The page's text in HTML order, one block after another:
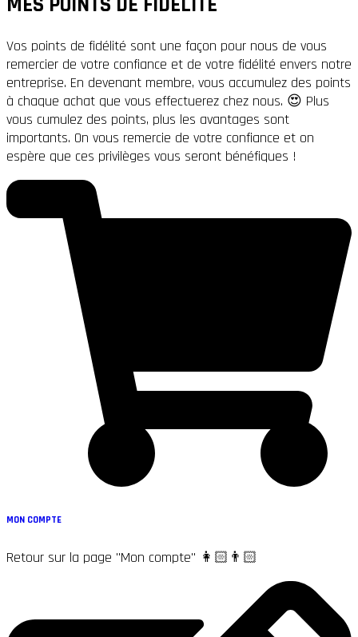
Vos points de fidélité sont une façon pour nous de vous
remercier de votre confiance et de votre fidélité envers notre
entreprise. En devenant membre, vous accumulez des points
à chaque achat que vous effectuerez chez nous. 😍 Plus
vous cumulez des points, plus les avantages sont
importants. On vous remercie de votre confiance et on
espère que ces privilèges vous seront bénéfiques !
MON COMPTE
Retour sur la page "Mon compte" 👩🏻👨🏻